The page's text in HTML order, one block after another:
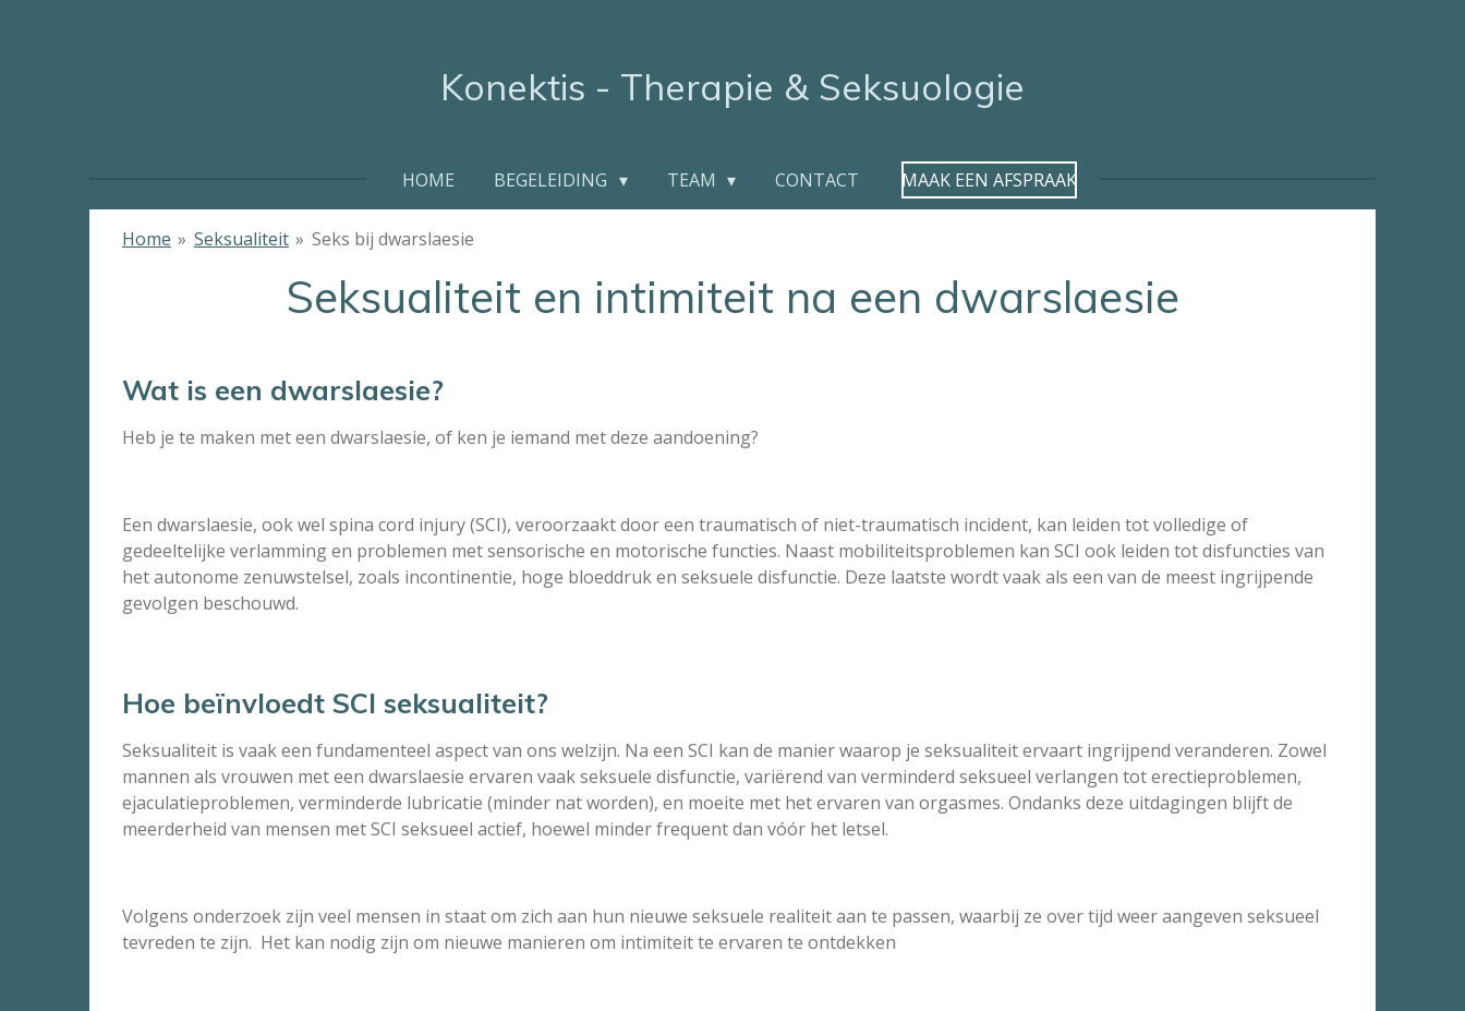
Konektis - Therapie & Seksuologie
HOME BEGELEIDING TEAM CONTACT MAAK EEN AFSPRAAK
Home » Seksualiteit » Seks bij dwarslaesie
Seksualiteit en intimiteit na een dwarslaesie
Wat is een dwarslaesie?
Heb je te maken met een dwarslaesie, of ken je iemand met deze aandoening?
Een dwarslaesie, ook wel spina cord injury (SCI), veroorzaakt door een traumatisch of niet-traumatisch incident, kan leiden tot volledige of
gedeeltelijke verlamming en problemen met sensorische en motorische functies. Naast mobiliteitsproblemen kan SCI ook leiden tot disfuncties van
het autonome zenuwstelsel, zoals incontinentie, hoge bloeddruk en seksuele disfunctie. Deze laatste wordt vaak als een van de meest ingrijpende
gevolgen beschouwd.
Hoe beïnvloedt SCI seksualiteit?
Seksualiteit is vaak een fundamenteel aspect van ons welzijn. Na een SCI kan de manier waarop je seksualiteit ervaart ingrijpend veranderen. Zowel
mannen als vrouwen met een dwarslaesie ervaren vaak seksuele disfunctie, variërend van verminderd seksueel verlangen tot erectieproblemen,
ejaculatieproblemen, verminderde lubricatie (minder nat worden), en moeite met het ervaren van orgasmes. Ondanks deze uitdagingen blijft de
meerderheid van mensen met SCI seksueel actief, hoewel minder frequent dan vóór het letsel.
Volgens onderzoek zijn veel mensen in staat om zich aan hun nieuwe seksuele realiteit aan te passen, waarbij ze over tijd weer aangeven seksueel
tevreden te zijn. Het kan nodig zijn om nieuwe manieren om intimiteit te ervaren te ontdekken